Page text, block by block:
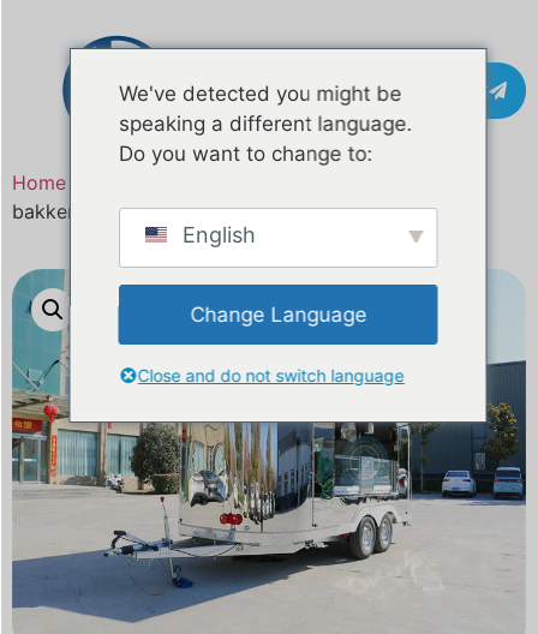
Contact
Home
bakkerijaanhangwagen
We've detected you might be
speaking a different language.
Do you want to change to:
English
Change Language
Close and do not switch language